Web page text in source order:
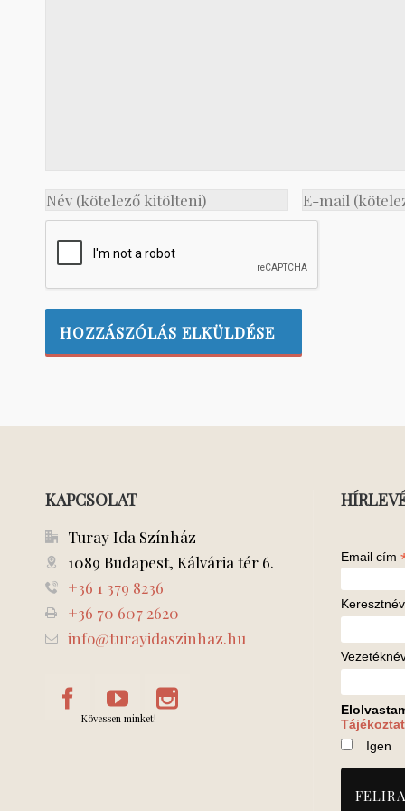
KAPCSOLAT
Turay Ida Színház
1089 Budapest, Kálvária tér 6.
+36 1 379 8236
+36 70 607 2620
info@turayidaszinhaz.hu
Kövessen minket!
Email cím
Keresztnév
Igen